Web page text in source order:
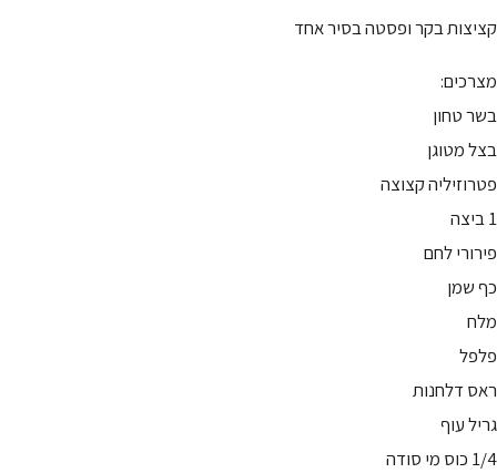
קציצות בקר ופסטה בסיר אחד
מצרכים:
בשר טחון
בצל מטוגן
פטרוזיליה קצוצה
1 ביצה
פירורי לחם
כף שמן
מלח
פלפל
ראס דלחנות
גריל עוף
1/4 כוס מי סודה